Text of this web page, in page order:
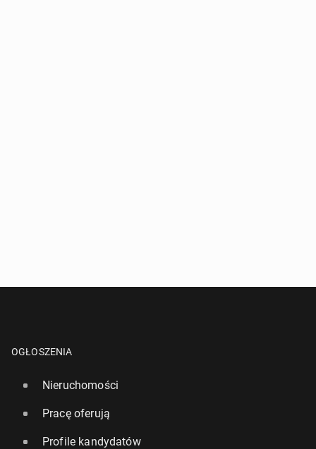
OGŁOSZENIA
Nieruchomości
Pracę oferują
Profile kandydatów